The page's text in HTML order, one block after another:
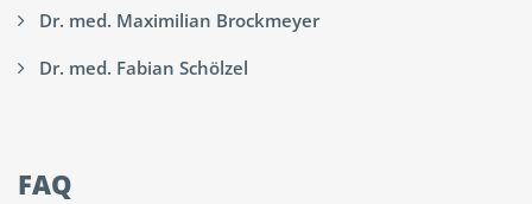
Dr. med. Maximilian Brockmeyer
Dr. med. Fabian Schölzel
FAQ